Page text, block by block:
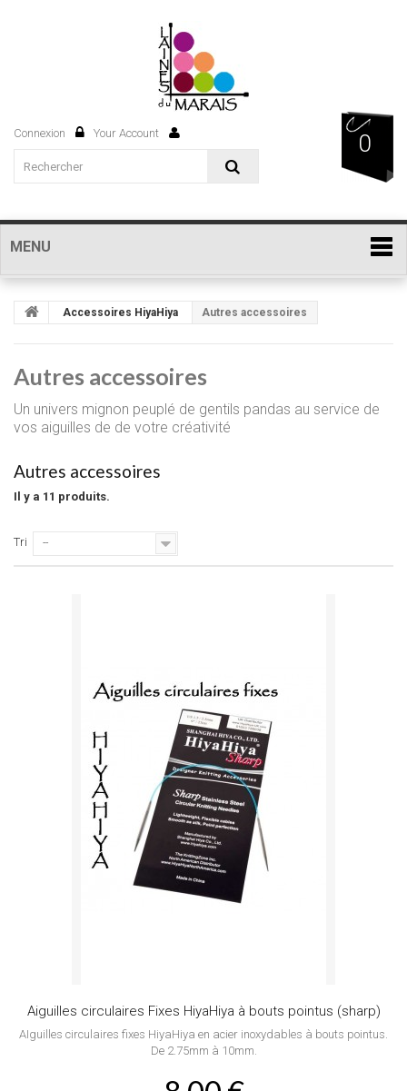
0
Connexion Your Account
MENU
Accessoires HiyaHiya Autres accessoires
Autres accessoires
Un univers mignon peuplé de gentils pandas au service de
vos aiguilles de de votre créativité
Autres accessoires
Il y a 11 produits.
Tri --
Aiguilles circulaires Fixes HiyaHiya à bouts pointus (sharp)
AIguilles circulaires fixes HiyaHiya en acier inoxydables à bouts pointus.
De 2.75mm à 10mm.